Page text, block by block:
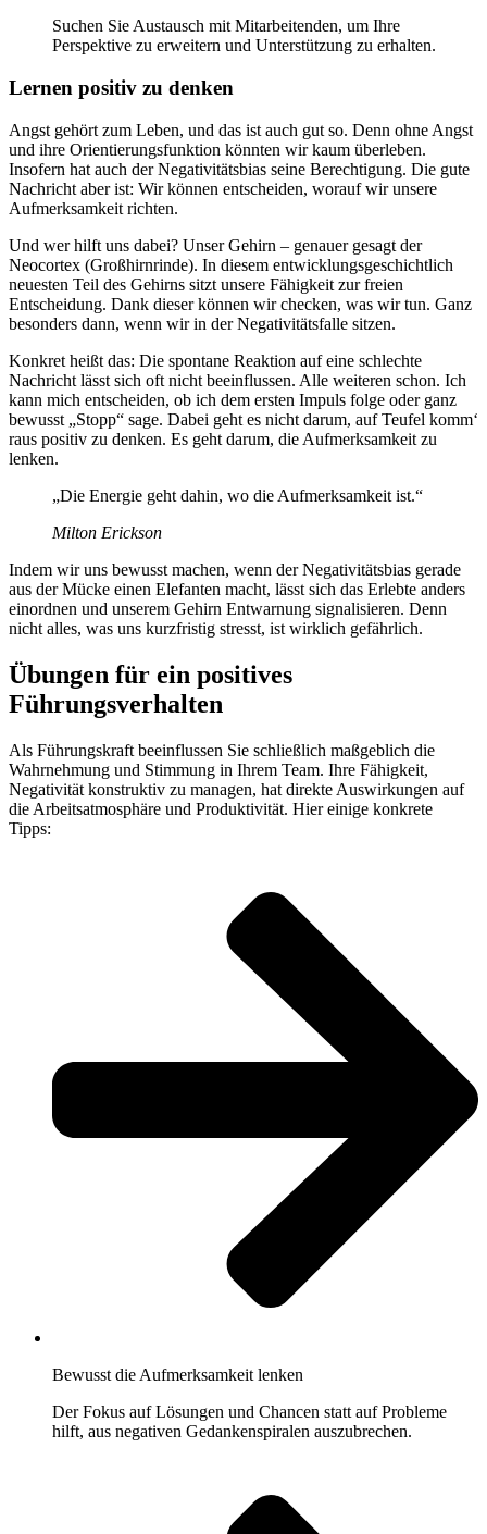
Suchen Sie Austausch mit Mitarbeitenden, um Ihre
Perspektive zu erweitern und Unterstützung zu erhalten.
Lernen positiv zu denken
Angst gehört zum Leben, und das ist auch gut so. Denn ohne Angst
und ihre Orientierungsfunktion könnten wir kaum überleben.
Insofern hat auch der Negativitätsbias seine Berechtigung. Die gute
Nachricht aber ist: Wir können entscheiden, worauf wir unsere
Aufmerksamkeit richten.
Und wer hilft uns dabei? Unser Gehirn – genauer gesagt der
Neocortex (Großhirnrinde). In diesem entwicklungsgeschichtlich
neuesten Teil des Gehirns sitzt unsere Fähigkeit zur freien
Entscheidung. Dank dieser können wir checken, was wir tun. Ganz
besonders dann, wenn wir in der Negativitätsfalle sitzen.
Konkret heißt das: Die spontane Reaktion auf eine schlechte
Nachricht lässt sich oft nicht beeinflussen. Alle weiteren schon. Ich
kann mich entscheiden, ob ich dem ersten Impuls folge oder ganz
bewusst „Stopp“ sage. Dabei geht es nicht darum, auf Teufel komm‘
raus positiv zu denken. Es geht darum, die Aufmerksamkeit zu
lenken.
„Die Energie geht dahin, wo die Aufmerksamkeit ist.“
Milton Erickson
Indem wir uns bewusst machen, wenn der Negativitätsbias gerade
aus der Mücke einen Elefanten macht, lässt sich das Erlebte anders
einordnen und unserem Gehirn Entwarnung signalisieren. Denn
nicht alles, was uns kurzfristig stresst, ist wirklich gefährlich.
Übungen für ein positives
Führungsverhalten
Als Führungskraft beeinflussen Sie schließlich maßgeblich die
Wahrnehmung und Stimmung in Ihrem Team. Ihre Fähigkeit,
Negativität konstruktiv zu managen, hat direkte Auswirkungen auf
die Arbeitsatmosphäre und Produktivität. Hier einige konkrete
Tipps:
Bewusst die Aufmerksamkeit lenken
Der Fokus auf Lösungen und Chancen statt auf Probleme
hilft, aus negativen Gedankenspiralen auszubrechen.